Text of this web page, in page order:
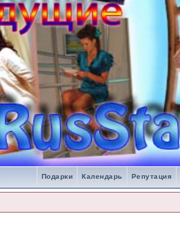
Репутация
Календарь
Подарки